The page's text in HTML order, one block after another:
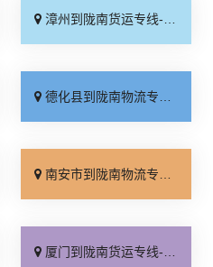
漳州到陇南货运专线-漳州到陇南物流公司_价位合理「全程直达」
德化县到陇南物流专线_准时准点「实时跟踪 」
南安市到陇南物流专线_诚信经营「来电咨询」
厦门到陇南货运专线-厦门到陇南物流公司_诚信经营「定点发车」